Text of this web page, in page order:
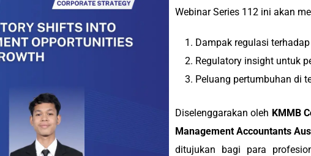
Webinar Series 112 ini akan
Dampak regulasi
Regulatory insight untuk
Peluang pertumbuhan di
Diselenggarakan oleh KMMB
Management Accountants
ditujukan bagi para